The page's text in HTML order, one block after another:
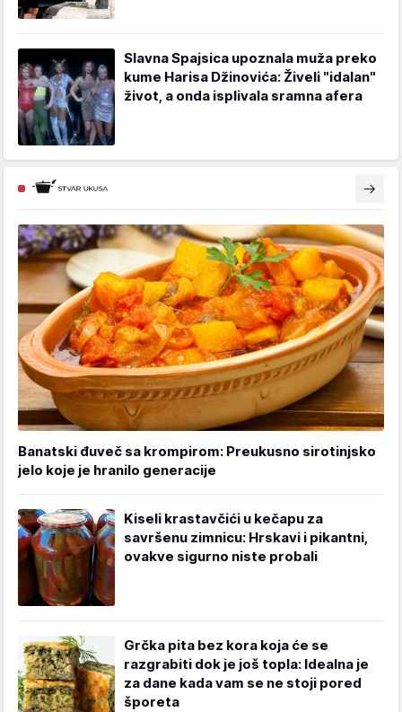
Slavna Spajsica upoznala muža preko
kume Harisa Džinovića: Živeli "idalan"
život, a onda isplivala sramna afera
Banatski đuveč sa krompirom: Preukusno sirotinjsko
jelo koje je hranilo generacije
Kiseli krastavčići u kečapu za
savršenu zimnicu: Hrskavi i pikantni,
ovakve sigurno niste probali
Grčka pita bez kora koja će se
razgrabiti dok je još topla: Idealna je
za dane kada vam se ne stoji pored
šporeta